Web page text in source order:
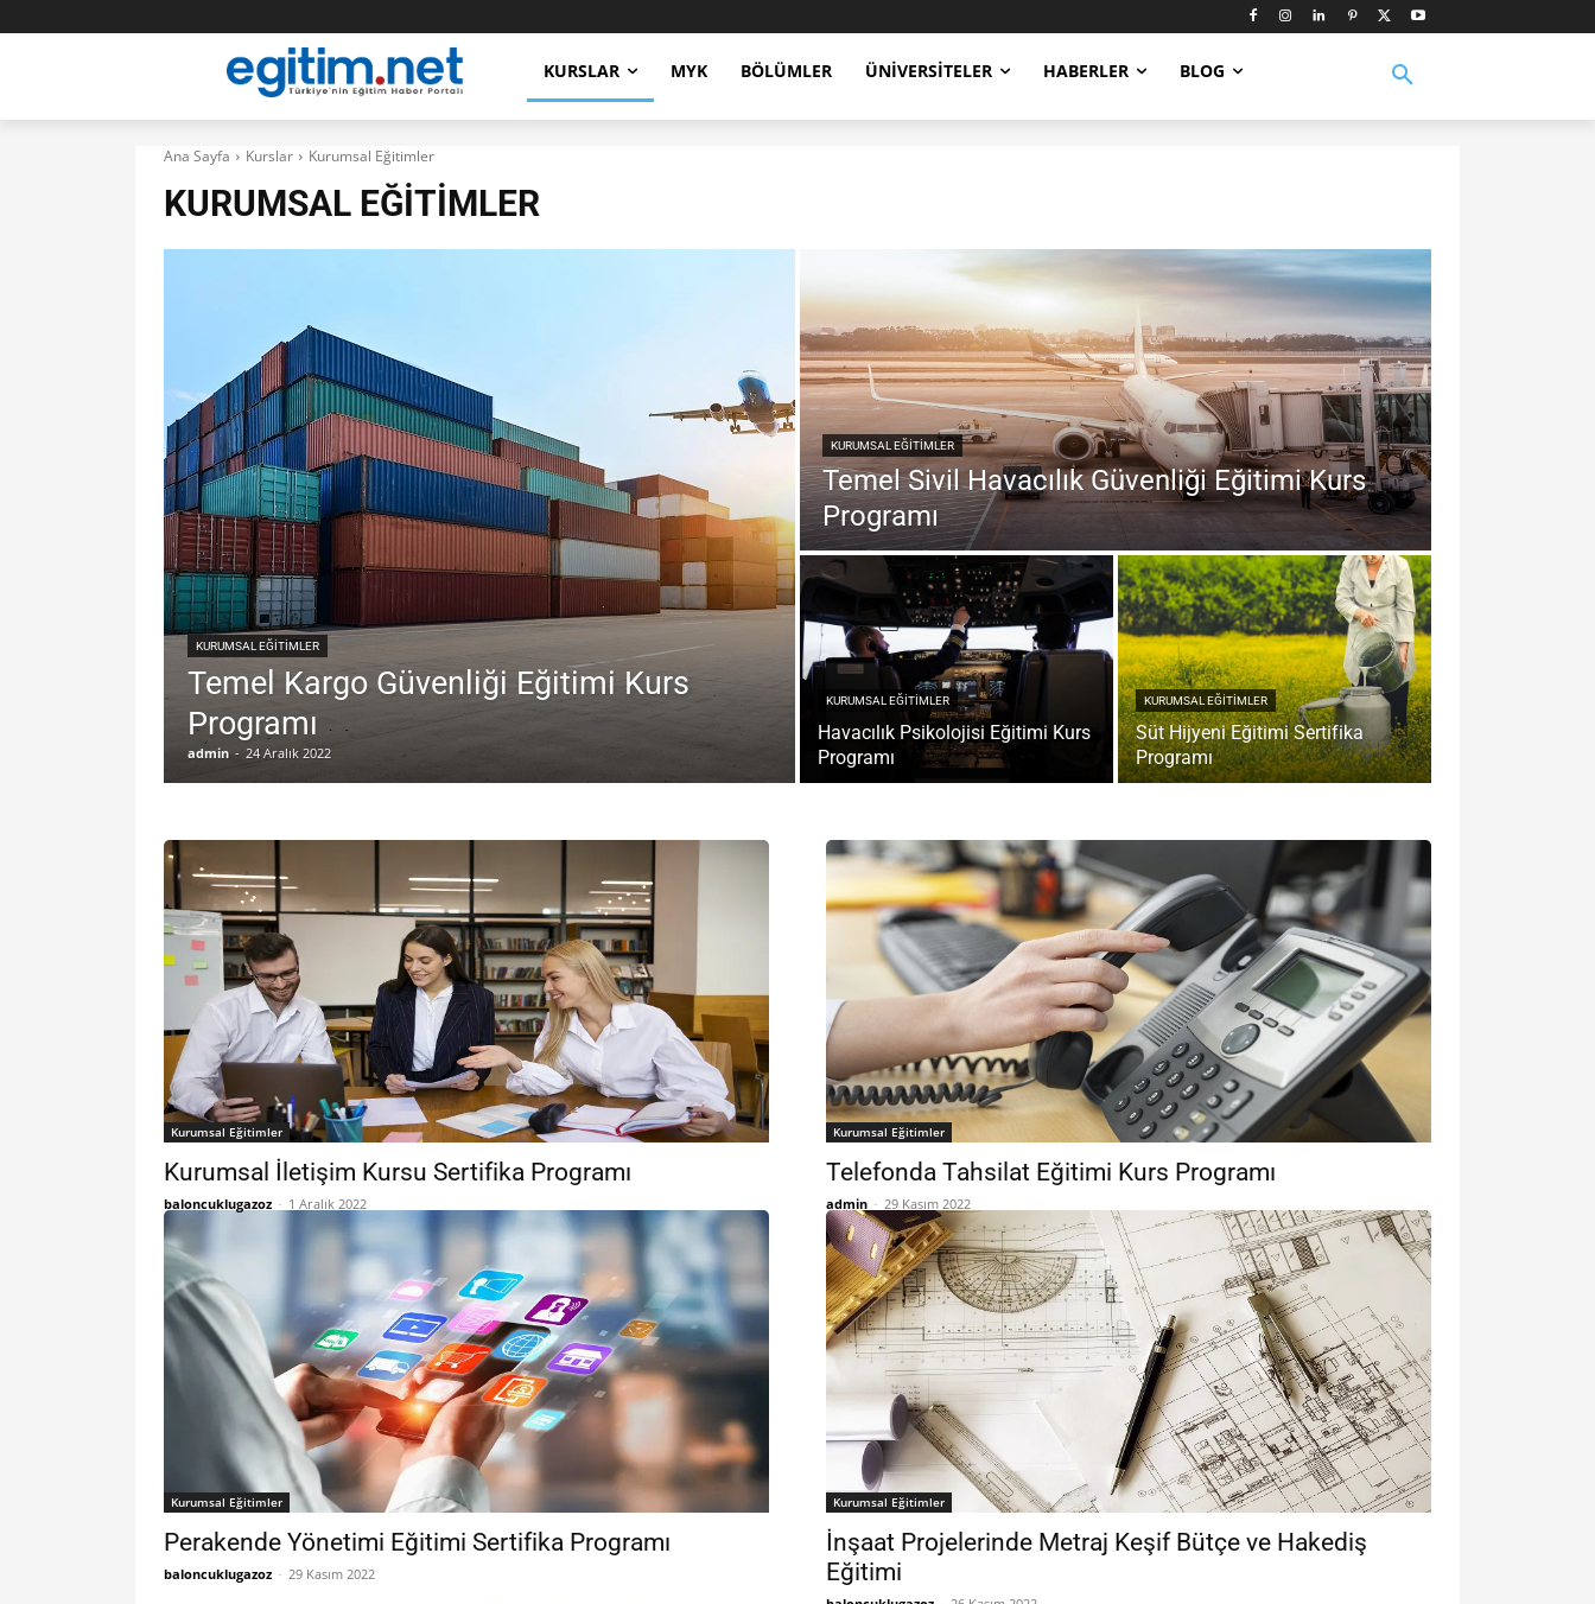
KURSLAR MYK BÖLÜMLER ÜNIVERSITELER HABERLER BLOG
Ana Sayfa Kurslar Kurumsal Eğitimler
KURUMSAL EĞITIMLER
KURUMSAL EĞITIMLER
Temel Kargo Güvenliği Eğitimi Kurs
Programı
admin - 24 Aralık 2022
KURUMSAL EĞITIMLER
Temel Sivil Havacılık Güvenliği Eğitimi Kurs
Programı
KURUMSAL EĞITIMLER
Havacılık Psikolojisi Eğitimi Kurs
Programı
KURUMSAL EĞITIMLER
Süt Hijyeni Eğitimi Sertifika
Programı
Kurumsal Eğitimler
Kurumsal İletişim Kursu Sertifika Programı
baloncuklugazoz - 1 Aralık 2022
Kurumsal Eğitimler
Telefonda Tahsilat Eğitimi Kurs Programı
admin - 29 Kasım 2022
Kurumsal Eğitimler
Perakende Yönetimi Eğitimi Sertifika Programı
baloncuklugazoz - 29 Kasım 2022
Kurumsal Eğitimler
İnşaat Projelerinde Metraj Keşif Bütçe ve Hakediş
Eğitimi